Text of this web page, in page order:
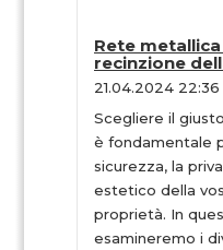
Rete
recinzione
21.04.2024 22:36
Scegliere il
è fondamentale
sicurezza, la
estetico della
proprietà. In
esamineremo i